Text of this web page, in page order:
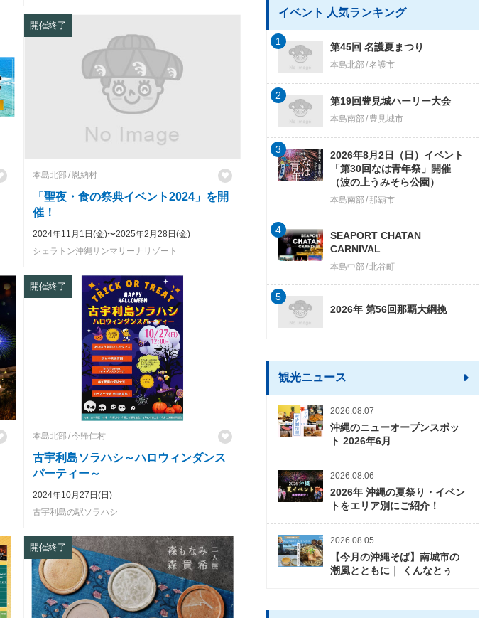
開催終了
本島北部 恩納村
「聖夜・食の祭典イベント2024」を開
催！
2024年11月1日(金)〜2025年2月28日(金)
シェラトン沖縄サンマリーナリゾート
開催終了
本島北部 今帰仁村
古宇利島ソラハシ～ハロウィンダンス
パーティー～
2024年10月27日(日)
古宇利島の駅ソラハシ
開催終了
イベント 人気ランキング
第45回 名護夏まつり
本島北部 名護市
1
第19回豊見城ハーリー大会
本島南部 豊見城市
2
2026年8月2日（日）イベント
「第30回なは青年祭」開催
（波の上うみそら公園）
本島南部 那覇市
3
SEAPORT CHATAN
CARNIVAL
本島中部 北谷町
4
2026年 第56回那覇大綱挽
5
観光ニュース
2026.08.07
沖縄のニューオープンスポッ
ト 2026年6月
2026.08.06
2026年 沖縄の夏祭り・イベン
トをエリア別にご紹介！
2026.08.05
【今月の沖縄そば】南城市の
潮風とともに｜ くんなとぅ